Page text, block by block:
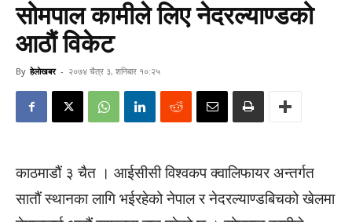
सोमपाल कामीले लिए नेदरल्याण्डको
आठौं विकेट
By हेलाेखबर - २०७४ चैत्र ३, शनिबार १०:२५
काठमाडौं ३ चैत । आईसीसी विश्वकप क्वालिफायर अन्तर्गत
सातौं स्थानका लागि भईरहेको नेपाल र नेदरल्याण्डबिचको खेलमा